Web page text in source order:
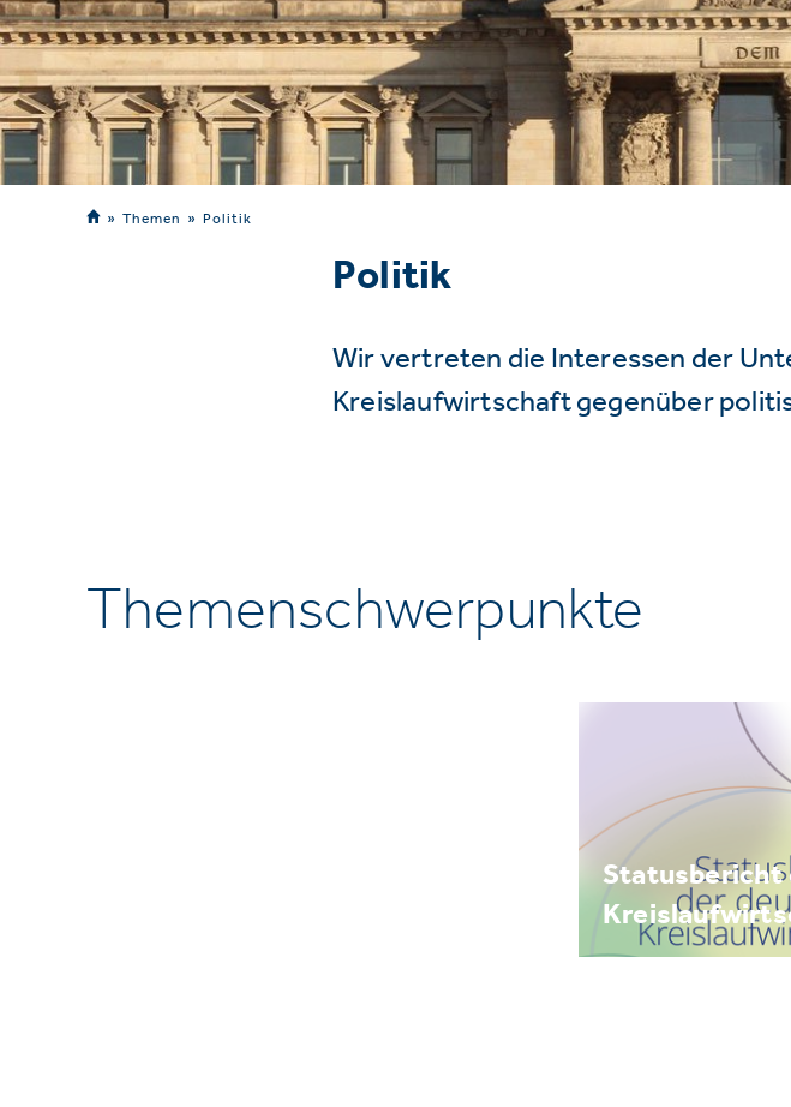
Themen Politik
Politik
Wir vertreten die Interessen der
Kreislaufwirtschaft gegenüber
Themenschwerpunkte
Statusbericht